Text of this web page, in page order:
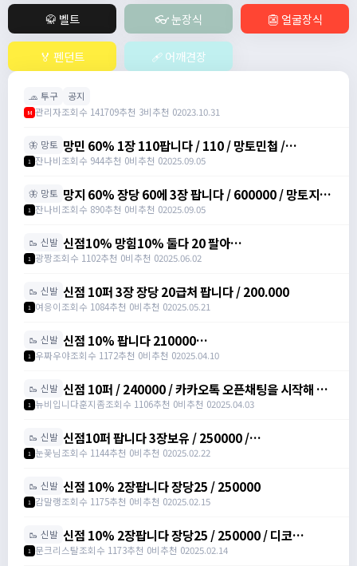
🥋 벨트 👓 눈장식 👺 얼굴장식
🏅 펜던트 🩹 어깨견장
🧢 투구 공지
M 관리자조회수 141709추천 3비추천 02023.10.31
🦋 망토 망민 60% 1장 110팝니다 / 110 / 망토민첩 /
https://open.kakao.com/o/svY6joQh
1 잔나비조회수 944추천 0비추천 02025.09.05
🦋 망토 망지 60% 장당 60에 3장 팝니다 / 600000 / 망토지력
주문서 / https://open.kakao.com/o/svY6joQh
1 잔나비조회수 890추천 0비추천 02025.09.05
🥾 신발 신점10% 망힘10% 둘다 20 팔아
요/https://open.kakao.com/o/s3bLwqtf /
1 광짱조회수 1102추천 0비추천 02025.06.02
🥾 신발 신점 10퍼 3장 장당 20급처 팝니다 / 200.000
1 여응이조회수 1084추천 0비추천 02025.05.21
🥾 신발 신점 10% 팝니다 210000
https://open.kakao.com/o/sXJxSqqh /
https://open.kakao.com/o/sXJxSqqh
1 우짜우야조회수 1172추천 0비추천 02025.04.10
🥾 신발 신점 10퍼 / 240000 / 카카오톡 오픈채팅을 시작해 보
세요. 링크를 선택하면 카카오톡이 실행됩니다. 신점10
https://open.kakao.com/o/sNNXpeph
1 뉴비입니다훈지좀조회수 1106추천 0비추천 02025.04.03
🥾 신발 신점10퍼 팝니다 3장보유 / 250000 /
https://open.kakao.com/o/sbVSLshh
1 눈꽃님조회수 1144추천 0비추천 02025.02.22
🥾 신발 신점 10% 2장팝니다 장당25 / 250000
1 감말랭조회수 1175추천 0비추천 02025.02.15
🥾 신발 신점 10% 2장팝니다 장당25 / 250000 / 디코
moonssue_14660
1 문크리스탈조회수 1173추천 0비추천 02025.02.14